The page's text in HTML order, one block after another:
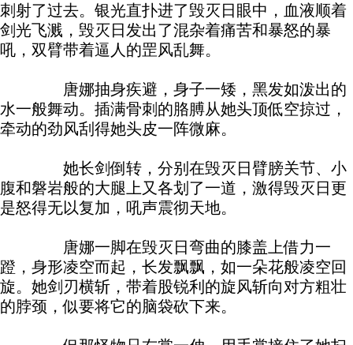
刺射了过去。银光直扑进了毁灭日眼中，血液顺着
剑光飞溅，毁灭日发出了混杂着痛苦和暴怒的暴
吼，双臂带着逼人的罡风乱舞。
唐娜抽身疾避，身子一矮，黑发如泼出的
水一般舞动。插满骨刺的胳膊从她头顶低空掠过，
牵动的劲风刮得她头皮一阵微麻。
她长剑倒转，分别在毁灭日臂膀关节、小
腹和磐岩般的大腿上又各划了一道，激得毁灭日更
是怒得无以复加，吼声震彻天地。
唐娜一脚在毁灭日弯曲的膝盖上借力一
蹬，身形凌空而起，长发飘飘，如一朵花般凌空回
旋。她剑刃横斩，带着股锐利的旋风斩向对方粗壮
的脖颈，似要将它的脑袋砍下来。